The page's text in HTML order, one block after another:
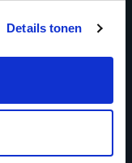
Details tonen